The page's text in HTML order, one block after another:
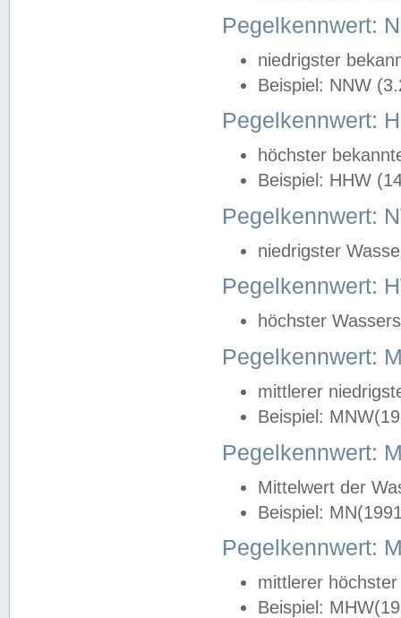
Pegelkennwert:
niedrigster
Beispiel: NNW
Pegelkennwert:
höchster
Beispiel: HHW
Pegelkennwert:
niedrigster
Pegelkennwert:
höchster
Pegelkennwert:
mittlerer
Beispiel:
Pegelkennwert:
Mittelwert der
Beispiel:
Pegelkennwert:
mittlerer
Beispiel: